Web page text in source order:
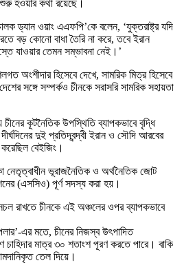
হওয়ার কথা রয়েছে।
ড্যান ওয়াং এএফপি’কে বলেন, ‘যুক্তরাষ্ট্র যদি
বড় কোনো বাধা তৈরি না করে, তবে ইরান
যাওয়ার তেমন সম্ভাবনা নেই।’
অংশীদার হিসেবে দেখে, সামরিক মিত্র হিসেবে
সঙ্গে সম্পর্কও চীনকে সরাসরি সামরিক সহায়তা
কূটনৈতিক উপস্থিতি ব্যাপকভাবে বৃদ্ধি
দুই প্রতিদ্বন্দ্বী ইরান ও সৌদি আরবের
বেইজিং।
নেতৃত্বাধীন ভূরাজনৈতিক ও অর্থনৈতিক জোট
(এসসিও) পূর্ণ সদস্য করা হয়।
রাখতে চীনকে এই অঞ্চলের ওপর ব্যাপকভাবে
এর মতে, চীনের নিজস্ব উৎপাদিত
মাত্র ৩০ শতাংশ পূরণ করতে পারে। বাকি
তেল দিয়ে।